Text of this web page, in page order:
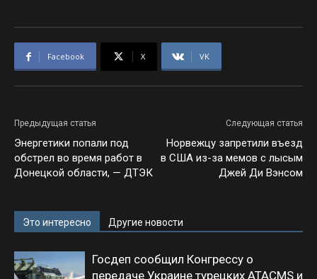
Facebook X VK
Предыдущая статья
Энергетики попали под
обстрел во время работ в
Донецкой области, — ДТЭК
Следующая статья
Норвежцу запретили въезд
в США из-за мемов с лысым
Джей Ди Вэнсом
Это интересно Другие новости
Госдеп сообщил Конгрессу о
передаче Украине турецких ATACMS и